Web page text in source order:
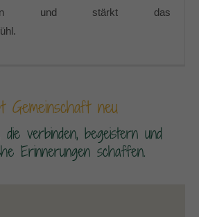
und stärkt das
Gemeinschaft neu
die verbinden, begeistern und
Erinnerungen schaffen.